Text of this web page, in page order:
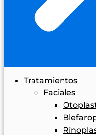
Tratamientos
Faciales